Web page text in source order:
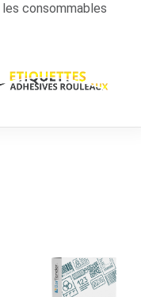
consommables